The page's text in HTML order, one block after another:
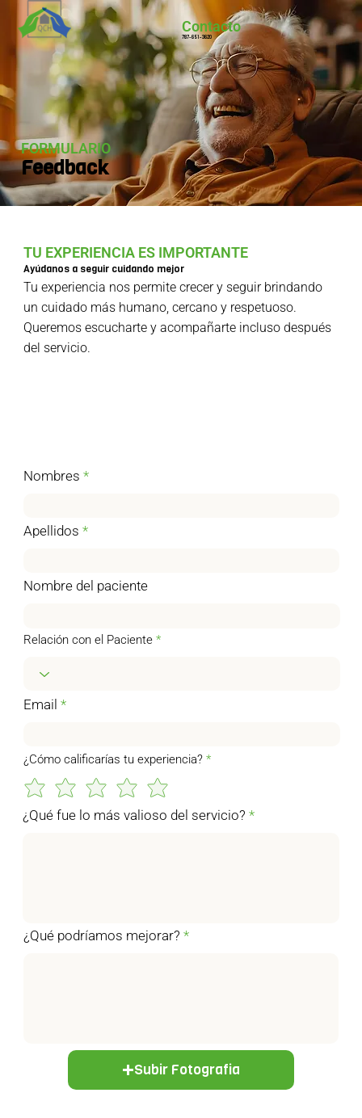
Contacto
787-651-3620
FORMULARIO
Feedback
TU EXPERIENCIA ES IMPORTANTE
Ayúdanos a seguir cuidando mejor
Tu experiencia nos permite crecer y seguir brindando
un cuidado más humano, cercano y respetuoso.
Queremos escucharte y acompañarte incluso después
del servicio.
Nombres
Apellidos
Nombre del paciente
Relación con el Paciente
Email
¿Cómo calificarías tu experiencia?
¿Qué fue lo más valioso del servicio?
¿Qué podríamos mejorar?
Subir Fotografia